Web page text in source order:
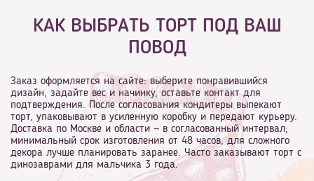
КАК ВЫБРАТЬ ТОРТ ПОД ВАШ
ПОВОД
Заказ оформляется на сайте: выберите понравившийся
дизайн, задайте вес и начинку, оставьте контакт для
подтверждения. После согласования кондитеры выпекают
торт, упаковывают в усиленную коробку и передают курьеру.
Доставка по Москве и области — в согласованный интервал;
минимальный срок изготовления от 48 часов, для сложного
декора лучше планировать заранее. Часто заказывают торт с
динозаврами для мальчика 3 года.